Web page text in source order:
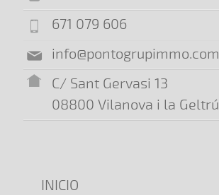
671 079 606
info@pontogrupimmo.com
C/ Sant Gervasi 13
08800 Vilanova i la Geltrú
INICIO